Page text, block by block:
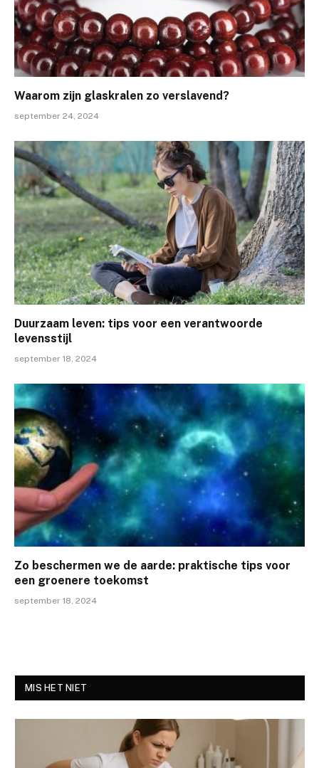
Waarom zijn glaskralen zo verslavend?
september 24, 2024
Duurzaam leven: tips voor een verantwoorde
levensstijl
september 18, 2024
Zo beschermen we de aarde: praktische tips voor
een groenere toekomst
september 18, 2024
MIS HET NIET